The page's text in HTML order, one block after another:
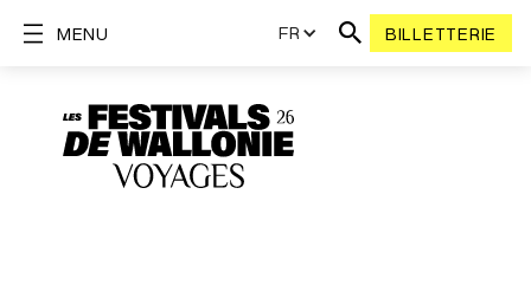
FR BILLETTERIE
MENU